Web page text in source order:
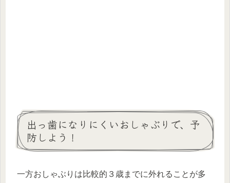
出っ歯になりにくいおしゃぶりで、予
防しよう！
一方おしゃぶりは比較的３歳までに外れることが多